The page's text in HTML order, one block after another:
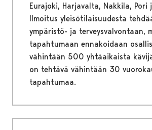
Eurajoki, Harjavalta, Nakkila, Pori
Ilmoitus yleisötilaisuudesta
ympäristö- ja terveysvalvontaan,
tapahtumaan ennakoidaan
vähintään 500 yhtäaikaista
on tehtävä vähintään 30
tapahtumaa.